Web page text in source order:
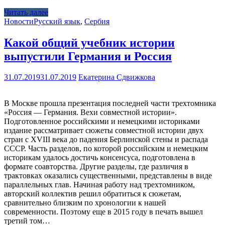
Читать далее
НовостиРусский язык, Сербия
Какой общий учебник истории
выпустили Германия и Россия
31.07.201931.07.2019 Екатерина Сдвижкова
В Москве прошла презентация последней части трехтомника
«Россия — Германия. Вехи совместной истории».
Подготовленное российскими и немецкими историками
издание рассматривает сюжеты совместной истории двух
стран с XVIII века до падения Берлинской стены и распада
СССР. Часть разделов, по которой российским и немецким
историкам удалось достичь консенсуса, подготовлена в
формате соавторства. Другие разделы, где различия в
трактовках оказались существенными, представлены в виде
параллельных глав. Начиная работу над трехтомником,
авторский коллектив решил обратиться к сюжетам,
сравнительно близким по хронологии к нашей
современности. Поэтому еще в 2015 году в печать вышел
третий том…